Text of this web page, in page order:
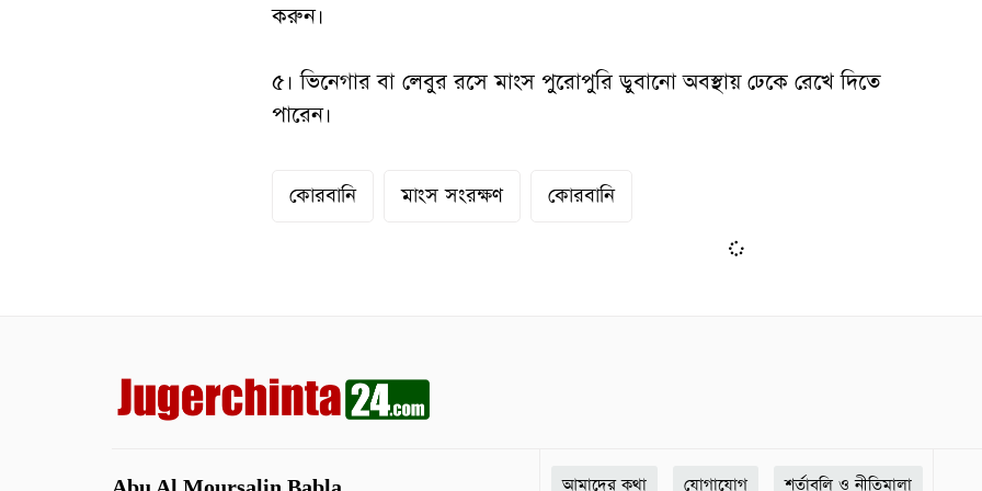
করুন।
৫। ভিনেগার বা লেবুর রসে মাংস পুরোপুরি ডুবানো অবস্থায় ঢেকে রেখে দিতে
পারেন।
কোরবানি মাংস সংরক্ষণ কোরবানি
আমাদের কথা যোগাযোগ শর্তাবলি ও নীতিমালা